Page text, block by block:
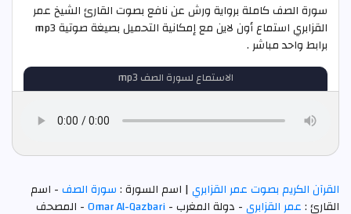
سورة الصف كاملة برواية ورش عن نافع بصوت القارئ الشيخ عمر
القزابري استماع أون لاين مع إمكانية التحميل بصيغة صوتية mp3
برابط واحد مباشر .
الاستماع لسورة الصف mp3
القرآن الكريم بصوت عمر القزابري| اسم السورة :سورة الصف- اسم
القارئ :عمر القزابري- دولة المغرب -Omar Al-Qazbari- المصحف